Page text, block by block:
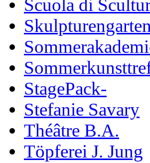
Scuola di
Skulpturengarten
StagePack-
Stefanie Savary
Théâtre B.A.
Töpferei J. Jung